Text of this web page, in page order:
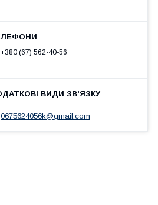
+380 (67) 562-40-56
0675624056k@gmail.com